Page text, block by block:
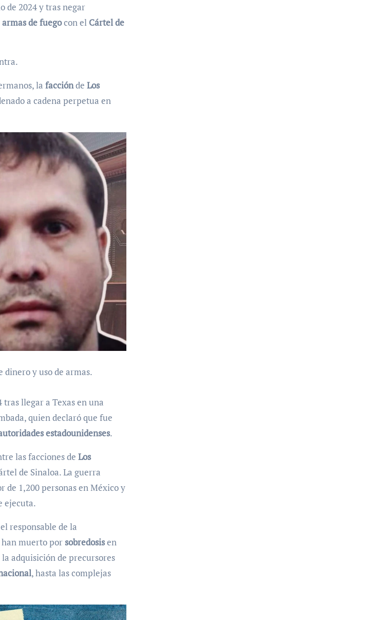
de 2024 y tras negar
armas de fuegocon el Cártel de
la facciónde Los
a cadena perpetua en
dinero y uso de armas.
llegar a Texas en una
quien declaró que fue
estadounidenses.
las facciones de Los
de Sinaloa. La guerra
de 1,200 personas en México y
ejecuta.
responsable de la
muerto por sobredosisen
adquisición de precursores
, hasta las complejas